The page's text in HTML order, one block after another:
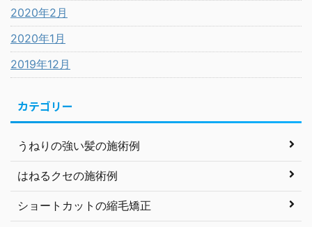
2020年2月
2020年1月
2019年12月
カテゴリー
うねりの強い髪の施術例
はねるクセの施術例
ショートカットの縮毛矯正